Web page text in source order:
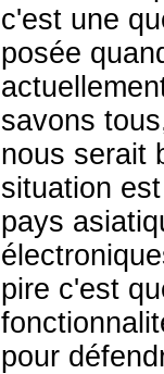
c'est une
posée
savons
nous serait
situation
pays
pire c'est
pour